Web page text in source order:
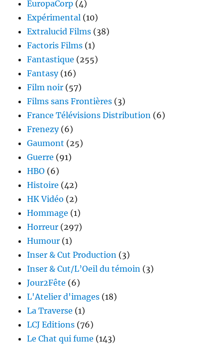
EuropaCorp (4)
Expérimental (10)
Extralucid Films (38)
Factoris Films (1)
Fantastique (255)
Fantasy(16)
Film noir (57)
Films sans Frontières (3)
France Télévisions Distribution (6)
Frenezy(6)
Gaumont (25)
Guerre (91)
HBO (6)
Histoire (42)
HK Vidéo (2)
Hommage (1)
Horreur (297)
Humour (1)
Inser & Cut Production (3)
Inser & Cut/L’Oeil du témoin (3)
Jour2Fête (6)
L'Atelier d'images (18)
La Traverse (1)
LCJ Editions (76)
Le Chat qui fume (143)